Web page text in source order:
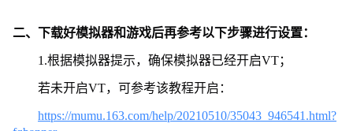
二、下载好模拟器和游戏后再参考以下步骤进行设置：
1.根据模拟器提示，确保模拟器已经开启VT；
若未开启VT，可参考该教程开启：
https://mumu.163.com/help/20210510/35043_946541.html?